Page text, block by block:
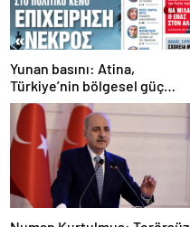
Yunan basını: Atina,
Türkiye’nin bölgesel güç
olmasını durduramadı